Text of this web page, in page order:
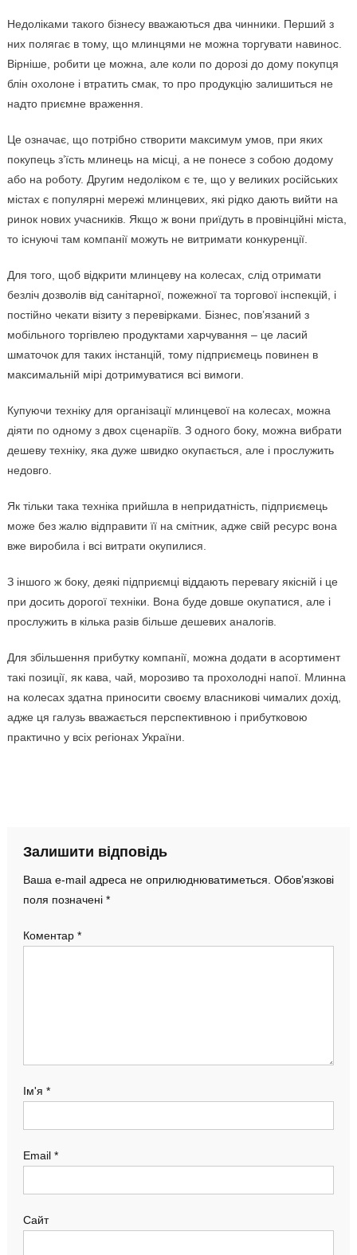
Недоліками такого бізнесу вважаються два чинники. Перший з
них полягає в тому, що млинцями не можна торгувати навинос.
Вірніше, робити це можна, але коли по дорозі до дому покупця
блін охолоне і втратить смак, то про продукцію залишиться не
надто приємне враження.
Це означає, що потрібно створити максимум умов, при яких
покупець з’їсть млинець на місці, а не понесе з собою додому
або на роботу. Другим недоліком є те, що у великих російських
містах є популярні мережі млинцевих, які рідко дають вийти на
ринок нових учасників. Якщо ж вони приїдуть в провінційні міста,
то існуючі там компанії можуть не витримати конкуренції.
Для того, щоб відкрити млинцеву на колесах, слід отримати
безліч дозволів від санітарної, пожежної та торгової інспекцій, і
постійно чекати візиту з перевірками. Бізнес, пов’язаний з
мобільного торгівлею продуктами харчування – це ласий
шматочок для таких інстанцій, тому підприємець повинен в
максимальній мірі дотримуватися всі вимоги.
Купуючи техніку для організації млинцевої на колесах, можна
діяти по одному з двох сценаріїв. З одного боку, можна вибрати
дешеву техніку, яка дуже швидко окупається, але і прослужить
недовго.
Як тільки така техніка прийшла в непридатність, підприємець
може без жалю відправити її на смітник, адже свій ресурс вона
вже виробила і всі витрати окупилися.
З іншого ж боку, деякі підприємці віддають перевагу якісній і це
при досить дорогої техніки. Вона буде довше окупатися, але і
прослужить в кілька разів більше дешевих аналогів.
Для збільшення прибутку компанії, можна додати в асортимент
такі позиції, як кава, чай, морозиво та прохолодні напої. Млинна
на колесах здатна приносити своєму власникові чималих дохід,
адже ця галузь вважається перспективною і прибутковою
практично у всіх регіонах України.
Залишити відповідь
Ваша e-mail адреса не оприлюднюватиметься. Обов’язкові
поля позначені *
Коментар *
Ім'я *
Email *
Сайт